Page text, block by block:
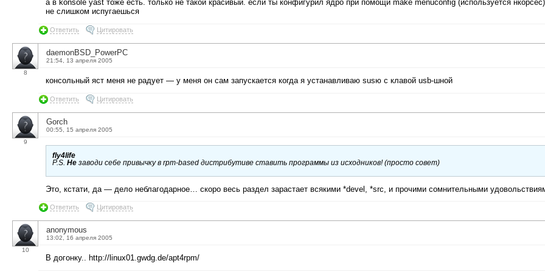
а в konsole yast тоже есть. только не такой красивый. если ты конфигурил ядро при помощи make menuconfig (используется
не слишком испугаешься
Ответить Цитировать
8
daemonBSD_PowerPC
21:54, 13 апреля 2005
консольный яст меня не радует — у меня он сам запускается когда я устанавливаю susю c клавой usb-шной
Ответить Цитировать
9
Gorch
00:55, 15 апреля 2005
fly4life
P.S. Не заводи себе привычку в rpm-based дистрибутиве ставить программы из исходников! (просто совет)
Это, кстати, да — дело неблагодарное… скоро весь раздел зарастает всякими *devel, *src, и прочими сомнительными
Ответить Цитировать
10
anonymous
13:02, 16 апреля 2005
В догонку.. http://linux01.gwdg.de/apt4rpm/